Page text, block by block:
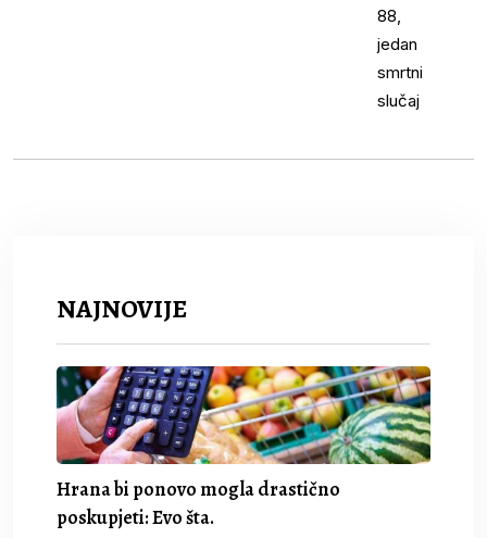
NAJNOVIJE
Hrana bi ponovo mogla drastično
poskupjeti: Evo šta.